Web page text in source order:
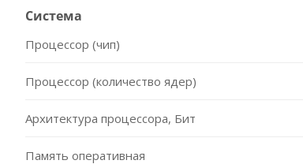
Система
Процессор (чип)
Процессор (количество ядер)
Архитектура процессора, Бит
Память оперативная